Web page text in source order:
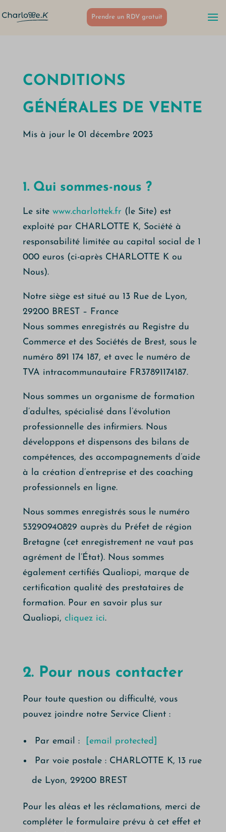
Prendre un RDV gratuit
CONDITIONS
GÉNÉRALES DE VENTE
Mis à jour le 01 décembre 2023
1. Qui sommes-nous ?
Le site www.charlottek.fr (le Site) est
exploité par CHARLOTTE K, Société à
responsabilité limitée au capital social de 1
000 euros (ci-après CHARLOTTE K ou
Nous).
Notre siège est situé au 13 Rue de Lyon,
29200 BREST – France
Nous sommes enregistrés au Registre du
Commerce et des Sociétés de Brest, sous le
numéro 891 174 187, et avec le numéro de
TVA intracommunautaire FR37891174187.
Nous sommes un organisme de formation
d’adultes, spécialisé dans l’évolution
professionnelle des infirmiers. Nous
développons et dispensons des bilans de
compétences, des accompagnements d’aide
à la création d’entreprise et des coaching
professionnels en ligne.
Nous sommes enregistrés sous le numéro
53290940829 auprès du Préfet de région
Bretagne (cet enregistrement ne vaut pas
agrément de l’État). Nous sommes
également certifiés Qualiopi, marque de
certification qualité des prestataires de
formation. Pour en savoir plus sur
Qualiopi, cliquez ici.
2. Pour nous contacter
Pour toute question ou difficulté, vous
pouvez joindre notre Service Client :
Par email : [email protected]
Par voie postale : CHARLOTTE K, 13 rue
de Lyon, 29200 BREST
Pour les aléas et les réclamations, merci de
compléter le formulaire prévu à cet effet et